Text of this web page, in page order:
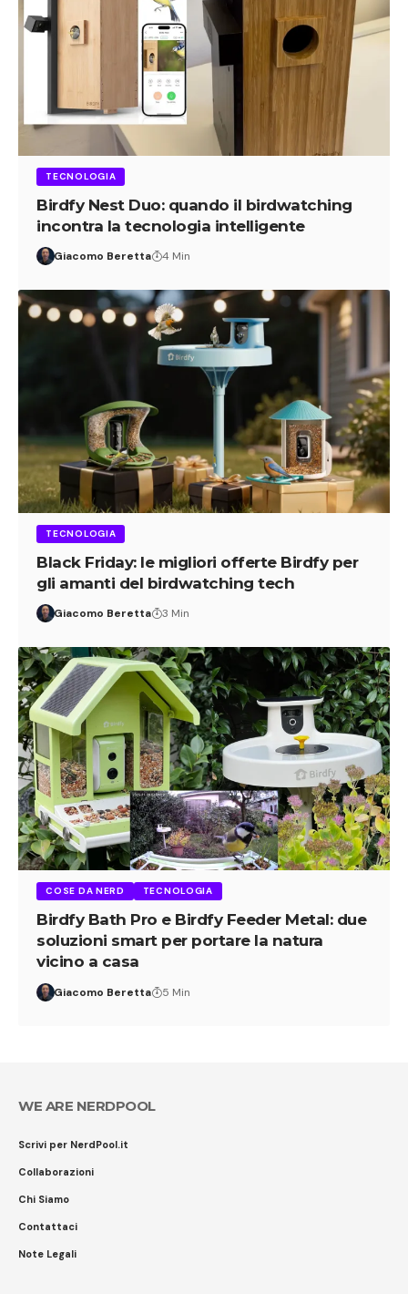
TECNOLOGIA
Birdfy Nest Duo: quando il birdwatching
incontra la tecnologia intelligente
Giacomo Beretta 4 Min
TECNOLOGIA
Black Friday: le migliori offerte Birdfy per
gli amanti del birdwatching tech
Giacomo Beretta 3 Min
COSE DA NERD TECNOLOGIA
Birdfy Bath Pro e Birdfy Feeder Metal: due
soluzioni smart per portare la natura
vicino a casa
Giacomo Beretta 5 Min
WE ARE NERDPOOL
Scrivi per NerdPool.it
Collaborazioni
Chi Siamo
Contattaci
Note Legali